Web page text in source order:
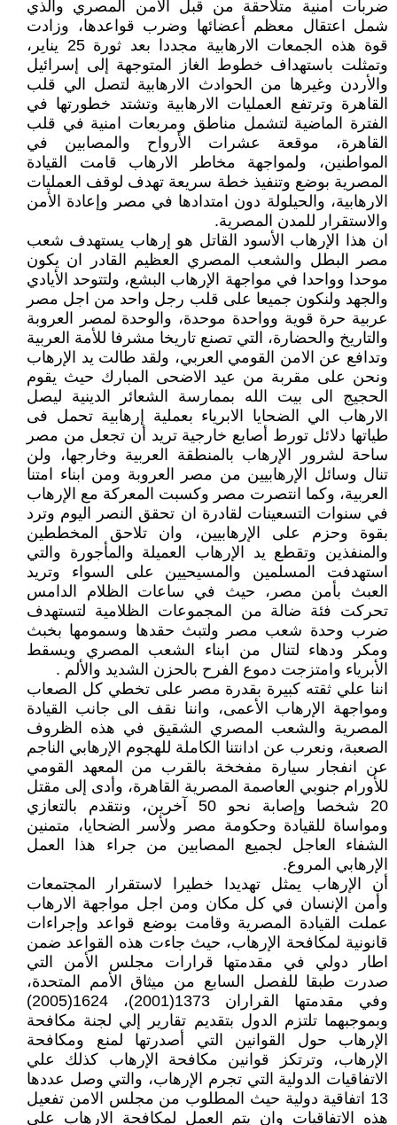
ضربات أمنية متلاحقة من قبل الأمن المصري والذي
شمل اعتقال معظم أعضائها وضرب قواعدها، وزادت
قوة هذه الجمعات الارهابية مجددا بعد ثورة 25 يناير،
وتمثلت باستهداف خطوط الغاز المتوجهة إلى إسرائيل
والأردن وغيرها من الحوادث الارهابية لتصل الي قلب
القاهرة وترتفع العمليات الارهابية وتشتد خطورتها في
الفترة الماضية لتشمل مناطق ومربعات امنية في قلب
القاهرة، موقعة عشرات الأرواح والمصابين في
المواطنين، ولمواجهة مخاطر الارهاب قامت القيادة
المصرية بوضع وتنفيذ خطة سريعة تهدف لوقف العمليات
الارهابية، والحيلولة دون امتدادها في مصر وإعادة الأمن
والاستقرار للمدن المصرية.
ان هذا الإرهاب الأسود القاتل هو إرهاب يستهدف شعب
مصر البطل والشعب المصري العظيم القادر ان يكون
موحدا وواحدا في مواجهة الإرهاب البشع، ولتتوحد الأيادي
والجهد ولنكون جميعا على قلب رجل واحد من اجل مصر
عربية حرة قوية وواحدة موحدة، والوحدة لمصر العروبة
والتاريخ والحضارة، التي تصنع تاريخا مشرفا للأمة العربية
وتدافع عن الامن القومي العربي، ولقد طالت يد الإرهاب
ونحن على مقربة من عيد الاضحى المبارك حيث يقوم
الحجيج الى بيت الله بممارسة الشعائر الدينية ليصل
الارهاب الي الضحايا الابرياء بعملية إرهابية تحمل فى
طياتها دلائل تورط أصابع خارجية تريد أن تجعل من مصر
ساحة لشرور الإرهاب بالمنطقة العربية وخارجها، ولن
تنال وسائل الإرهابيين من مصر العروبة ومن ابناء امتنا
العربية، وكما انتصرت مصر وكسبت المعركة مع الإرهاب
في سنوات التسعينات لقادرة ان تحقق النصر اليوم وترد
بقوة وحزم على الإرهابيين، وان تلاحق المخططين
والمنفذين وتقطع يد الإرهاب العميلة والمأجورة والتي
استهدفت المسلمين والمسيحيين على السواء وتريد
العبث بأمن مصر، حيث في ساعات الظلام الدامس
تحركت فئة ضالة من المجموعات الظلامية لتستهدف
ضرب وحدة شعب مصر ولتبث حقدها وسمومها بخبث
ومكر ودهاء لتنال من ابناء الشعب المصري ويسقط
الأبرياء وامتزجت دموع الفرح بالحزن الشديد والألم .
اننا علي ثقته كبيرة بقدرة مصر على تخطي كل الصعاب
ومواجهة الإرهاب الأعمى، واننا نقف الى جانب القيادة
المصرية والشعب المصري الشقيق في هذه الظروف
الصعبة، ونعرب عن ادانتنا الكاملة للهجوم الإرهابي الناجم
عن انفجار سيارة مفخخة بالقرب من المعهد القومي
للأورام جنوبي العاصمة المصرية القاهرة، وأدى إلى مقتل
20 شخصا وإصابة نحو 50 آخرين، ونتقدم بالتعازي
ومواساة للقيادة وحكومة مصر ولأسر الضحايا، متمنين
الشفاء العاجل لجميع المصابين من جراء هذا العمل
الإرهابي المروع.
أن الإرهاب يمثل تهديدا خطيرا لاستقرار المجتمعات
وأمن الإنسان في كل مكان ومن اجل مواجهة الارهاب
عملت القيادة المصرية وقامت بوضع قواعد وإجراءات
قانونية لمكافحة الإرهاب، حيث جاءت هذه القواعد ضمن
اطار دولي في مقدمتها قرارات مجلس الأمن التي
صدرت طبقا للفصل السابع من ميثاق الأمم المتحدة،
وفي مقدمتها القراران 1373(2001)، 1624(2005)
وبموجبهما تلتزم الدول بتقديم تقارير إلي لجنة مكافحة
الإرهاب حول القوانين التي أصدرتها لمنع ومكافحة
الإرهاب، وترتكز قوانين مكافحة الإرهاب كذلك علي
الاتفاقيات الدولية التي تجرم الإرهاب، والتي وصل عددها
13 اتفاقية دولية حيث المطلوب من مجلس الامن تفعيل
هذه الاتفاقيات وان يتم العمل لمكافحة الارهاب علي